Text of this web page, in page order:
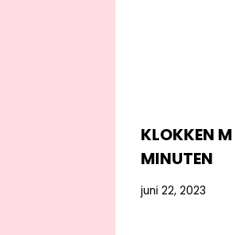
KLOKKEN
MINUTEN
juni 22, 2023